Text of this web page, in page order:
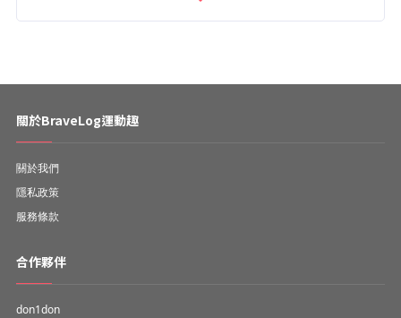
關於BraveLog運動趣
關於我們
隱私政策
服務條款
合作夥伴
don1don